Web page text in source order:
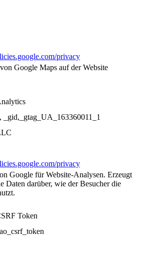
privacy
Google Maps auf der Website
_gid,_gtag_UA_163360011_1
privacy
Google für Website-Analysen. Erzeugt
Daten darüber, wie der Besucher die
Token